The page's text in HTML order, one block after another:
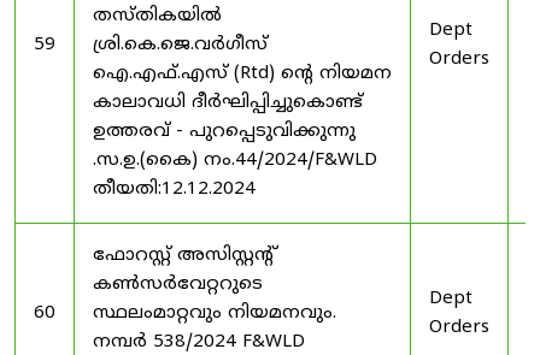
59
തസ്തികയിൽ
ശ്രി.കെ.ജെ.വർഗീസ്
ഐ.എഫ്.എസ് (Rtd) ന്റെ നിയമന
കാലാവധി ദീർഘിപ്പിച്ചുകൊണ്ട്
ഉത്തരവ് - പുറപ്പെടുവിക്കുന്നു
.സ.ഉ.(കൈ) നം.44/2024/F&WLD
തീയതി:12.12.2024
Dept
Orders
60
ഫോറസ്റ്റ് അസിസ്റ്റൻ്റ്
കൺസർവേറ്ററുടെ
സ്ഥലംമാറ്റവും നിയമനവും.
നമ്പർ 538/2024 F&WLD
Dept
Orders